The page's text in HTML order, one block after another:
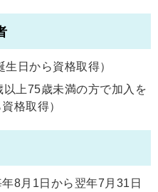
日から資格取得）
上75歳未満の方で加入を
格取得）
8月1日から翌年7月31日